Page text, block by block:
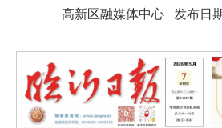
高新区融媒体中心 发布日